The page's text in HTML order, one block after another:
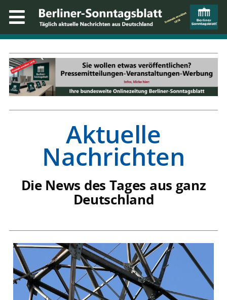
Aktuelle
Nachrichten
Die News des Tages aus ganz
Deutschland